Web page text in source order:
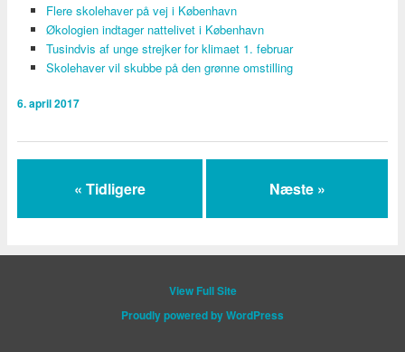
Flere skolehaver på vej i København
Økologien indtager nattelivet i København
Tusindvis af unge strejker for klimaet 1. februar
Skolehaver vil skubbe på den grønne omstilling
6. april 2017
« Tidligere Næste »
View Full Site
Proudly powered by WordPress